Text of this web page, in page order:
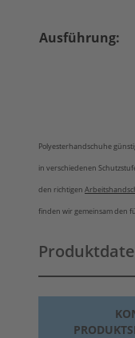
Ausführung:
Polyesterhandschuhe
in verschiedenen
den richtigen
finden wir gemeinsam den